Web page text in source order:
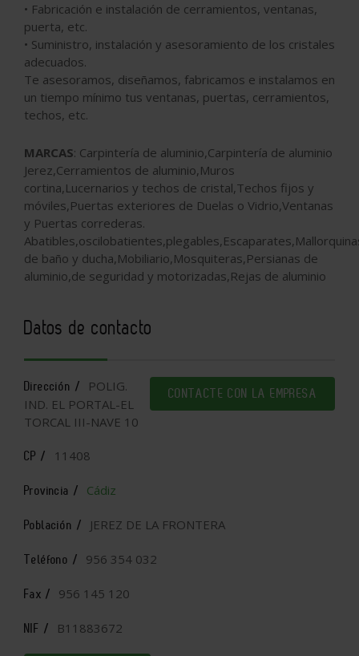
• Fabricación e instalación de cerramientos, ventanas,
puerta, etc.
• Suministro, instalación y asesoramiento de los cristales
adecuados.
Te asesoramos, diseñamos, fabricamos e instalamos en
un tiempo mínimo tus ventanas, puertas, cerramientos,
techos, etc.
MARCAS: Carpintería de aluminio,Carpintería de aluminio
Jerez,Cerramientos de aluminio,Muros
cortina,Lucernarios y techos de cristal,Techos fijos y
móviles,Puertas exteriores de Duelas o Vidrio,Ventanas
y Puertas correderas.
de baño y ducha,Mobiliario,Mosquiteras,Persianas de
aluminio,de seguridad y motorizadas,Rejas de aluminio
Datos de contacto
CONTACTE CON LA EMPRESA
Dirección /
POLIG.
IND. EL PORTAL-EL
TORCAL III-NAVE 10
CP / 11408
Provincia / Cádiz
Población / JEREZ DE LA FRONTERA
Teléfono / 956 354 032
Fax / 956 145 120
NIF / B11883672